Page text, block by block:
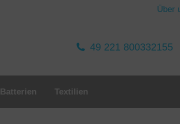
Über
49 221 800332155
Batterien Textilien